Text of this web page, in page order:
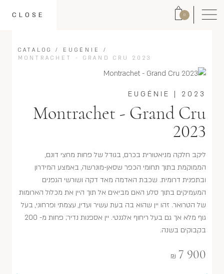
0
CLOSE
CATALOG / EUGÉNIE
/
MONTRACHET - GRAND CRU 2023
2023
|
EUGÉNIE
Montrachet - Grand Cru
2023
ליקב חלקה מניאטורית בכרם, בגודל של פחות מחצי דונם,
הממוקמת בתוך תחומי הכפר שסאן-מונרשה, באמצע המידרון
ובתפנית דרומית. שכבת האדמה מאד דקה ושורשי הגפנים
המעמיקים בתוך סלע האם מביאים אל תוך היין את מכלול הארומות
של הטרואר. זהו יין שהוא בה בעת עשיר ועדין, עצמתי ופרחוני, בעל
גוף מלא אך גם בעל ריחוף אלגנטי. יין אספנות נדיר; פחות מ- 200
בקבוקים בשנה.
7 900
₪